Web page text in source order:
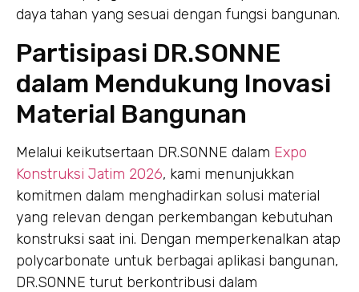
daya tahan yang sesuai dengan fungsi bangunan.
Partisipasi DR.SONNE
dalam Mendukung Inovasi
Material Bangunan
Melalui keikutsertaan DR.SONNE dalam Expo
Konstruksi Jatim 2026, kami menunjukkan
komitmen dalam menghadirkan solusi material
yang relevan dengan perkembangan kebutuhan
konstruksi saat ini. Dengan memperkenalkan atap
polycarbonate untuk berbagai aplikasi bangunan,
DR.SONNE turut berkontribusi dalam